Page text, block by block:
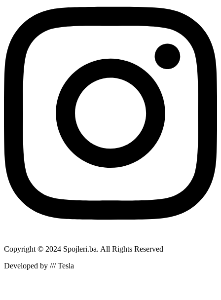
Copyright © 2024 Spojleri.ba. All Rights Reserved
Developed by /// Tesla